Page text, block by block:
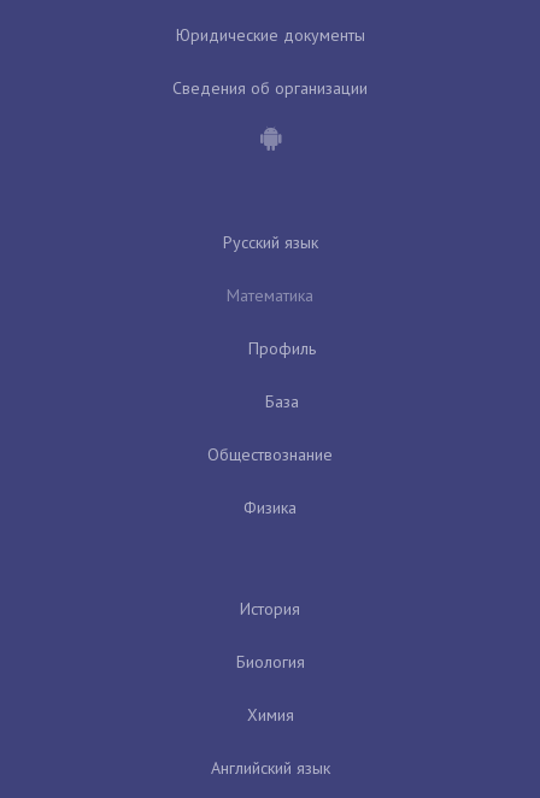
Юридические документы
Сведения об организации
Русский язык
Математика
Профиль
База
Обществознание
Физика
История
Биология
Химия
Английский язык